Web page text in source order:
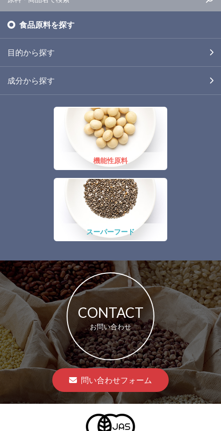
食品原料を探す
目的から探す
成分から探す
機能性原料
スーパーフード
CONTACT
お問い合わせ
問い合わせフォーム